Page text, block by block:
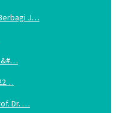
J…
&#…
Dr. …